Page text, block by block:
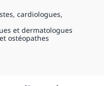
cardiologues,
et dermatologues
ostéopathes